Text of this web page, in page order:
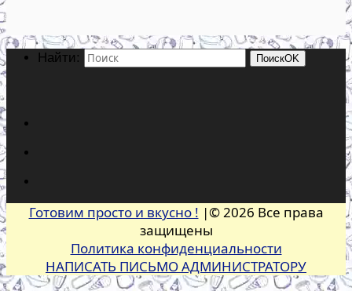
Найти: ПоискOK
Готовим просто и вкусно ! |© 2026 Все права
защищены
Политика конфиденциальности
НАПИСАТЬ ПИСЬМО АДМИНИСТРАТОРУ